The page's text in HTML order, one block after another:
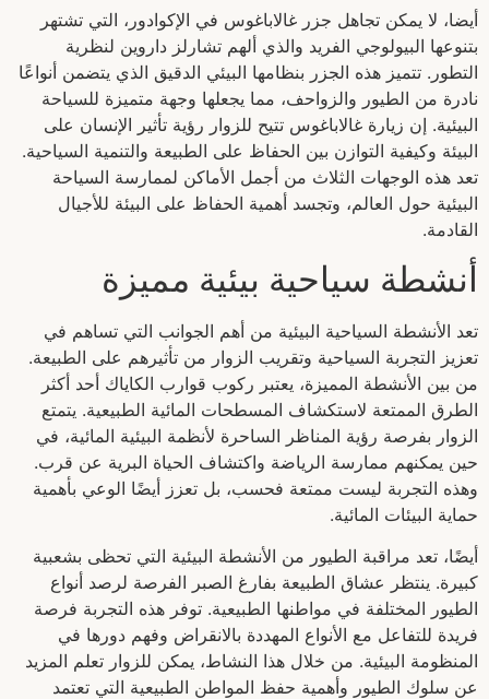
أيضا، لا يمكن تجاهل جزر غالاباغوس في الإكوادور، التي تشتهر
بتنوعها البيولوجي الفريد والذي ألهم تشارلز داروين لنظرية
التطور. تتميز هذه الجزر بنظامها البيئي الدقيق الذي يتضمن أنواعًا
نادرة من الطيور والزواحف، مما يجعلها وجهة متميزة للسياحة
البيئية. إن زيارة غالاباغوس تتيح للزوار رؤية تأثير الإنسان على
البيئة وكيفية التوازن بين الحفاظ على الطبيعة والتنمية السياحية.
تعد هذه الوجهات الثلاث من أجمل الأماكن لممارسة السياحة
البيئية حول العالم، وتجسد أهمية الحفاظ على البيئة للأجيال
القادمة.
أنشطة سياحية بيئية مميزة
تعد الأنشطة السياحية البيئية من أهم الجوانب التي تساهم في
تعزيز التجربة السياحية وتقريب الزوار من تأثيرهم على الطبيعة.
من بين الأنشطة المميزة، يعتبر ركوب قوارب الكاياك أحد أكثر
الطرق الممتعة لاستكشاف المسطحات المائية الطبيعية. يتمتع
الزوار بفرصة رؤية المناظر الساحرة لأنظمة البيئية المائية، في
حين يمكنهم ممارسة الرياضة واكتشاف الحياة البرية عن قرب.
وهذه التجربة ليست ممتعة فحسب، بل تعزز أيضًا الوعي بأهمية
حماية البيئات المائية.
أيضًا، تعد مراقبة الطيور من الأنشطة البيئية التي تحظى بشعبية
كبيرة. ينتظر عشاق الطبيعة بفارغ الصبر الفرصة لرصد أنواع
الطيور المختلفة في مواطنها الطبيعية. توفر هذه التجربة فرصة
فريدة للتفاعل مع الأنواع المهددة بالانقراض وفهم دورها في
المنظومة البيئية. من خلال هذا النشاط، يمكن للزوار تعلم المزيد
عن سلوك الطيور وأهمية حفظ المواطن الطبيعية التي تعتمد